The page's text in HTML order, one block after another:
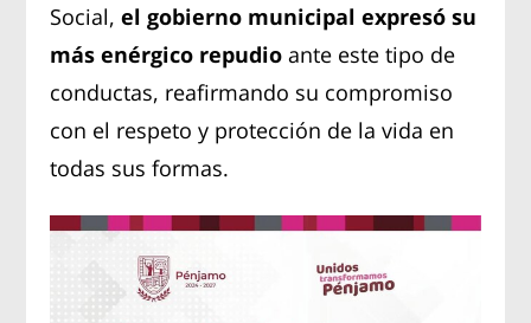
Social,el gobierno municipal expresó su
más enérgico repudio ante este tipo de
conductas, reafirmando su compromiso
con el respeto y protección de la vida en
todas sus formas.